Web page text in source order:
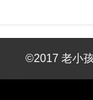
©2017 老小